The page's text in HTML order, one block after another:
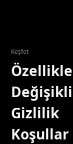
Keşfet
Gizlilik
Koşullar